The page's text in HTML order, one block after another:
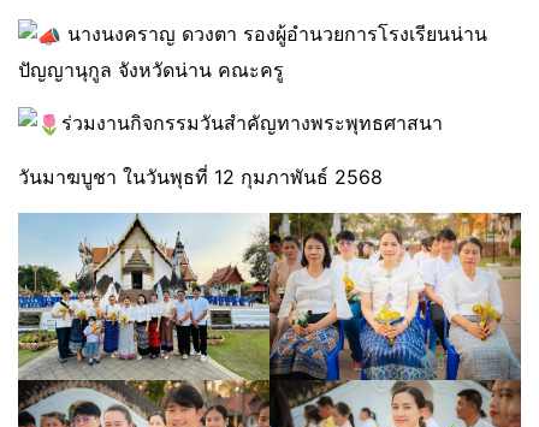
นางนงคราญ ดวงตา รองผู้อำนวยการโรงเรียนน่าน
ปัญญานุกูล จังหวัดน่าน คณะครู
ร่วมงานกิจกรรมวันสำคัญทางพระพุทธศาสนา
วันมาฆบูชา ในวันพุธที่ 12 กุมภาพันธ์ 2568